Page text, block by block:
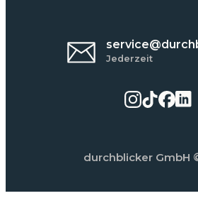
Jederzeit
durchblicker GmbH